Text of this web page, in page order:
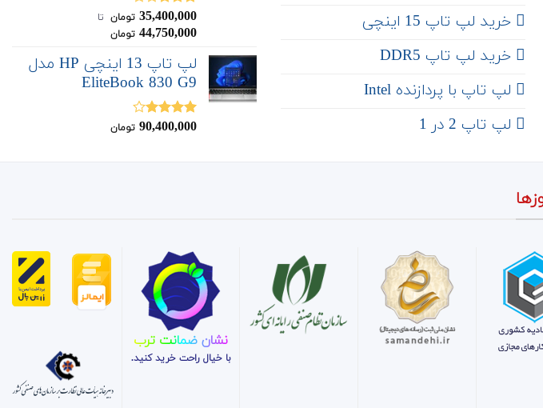
‌‌ خرید لپ تاپ 15 اینچی
خرید لپ تاپ DDR5
لپ تاپ با پردازنده Intel
لپ تاپ 2 در 1
نمره
3.00 از
5
35,400,000 تومان ‌ تا ‌
44,750,000 تومان
لپ تاپ 13 اینچی HP مدل
EliteBook 830 G9
نمره
90,400,000 تومان
نشان ضمانت ترب
با خیال راحت خرید کنید.